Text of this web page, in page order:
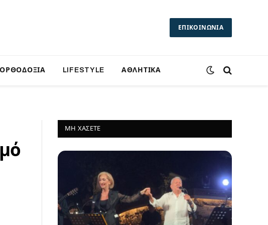
ΕΠΙΚΟΙΝΩΝΙΑ
ΟΡΘΟΔΟΞΙΑ LIFESTYLE ΑΘΛΗΤΙΚΑ
ΜΗ ΧΆΣΕΤΕ